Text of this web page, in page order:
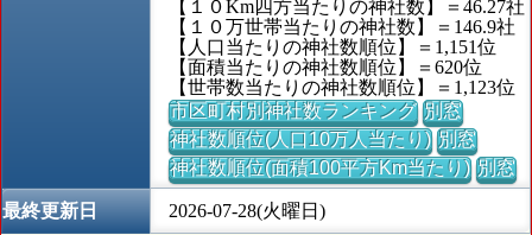
【１０Km四方当たりの神社数】＝46.27社
【１０万世帯当たりの神社数】＝146.9社
【人口当たりの神社数順位】＝1,151位
【面積当たりの神社数順位】＝620位
【世帯数当たりの神社数順位】＝1,123位
市区町村別神社数ランキング 別窓
神社数順位(人口10万人当たり) 別窓
神社数順位(面積100平方Km当たり) 別窓
最終更新日
2026-07-28(火曜日)